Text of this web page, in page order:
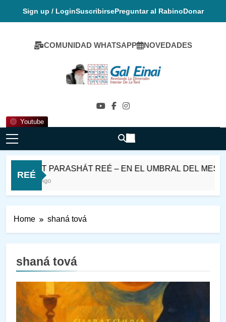
Sign up / LoginSuscribirsePreguntar al RabinoDonar
COMUNIDAD WHATSAPP NOVEDADES
Youtube
Gal Einai En
REÉ
SHABAT PARASHÁT REÉ – EN EL UMBRAL DEL MES
16 Horas Ago
Home shaná tová
shaná tová